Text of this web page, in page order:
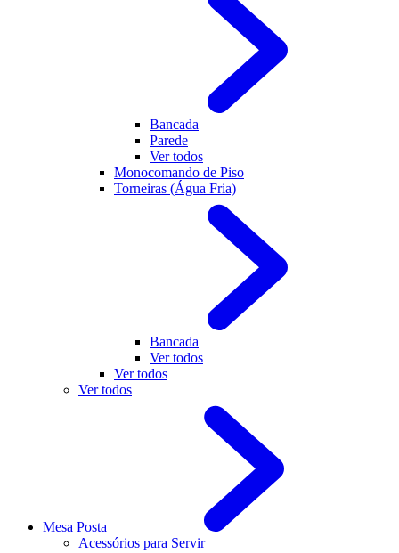
Bancada
Parede
Ver todos
Monocomando de Piso
Torneiras (Água Fria)
Bancada
Ver todos
Ver todos
Ver todos
Mesa Posta
Acessórios para Servir